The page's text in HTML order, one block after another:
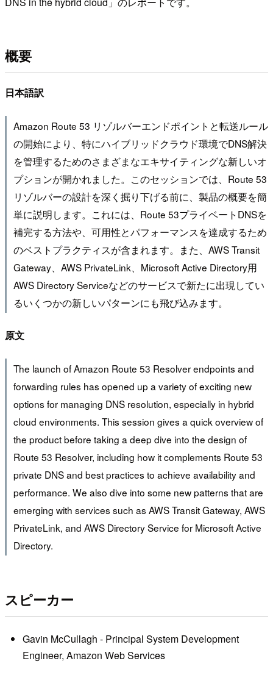
概要
日本語訳
Amazon Route 53 リゾルバーエンドポイントと転送ルール
の開始により、特にハイブリッドクラウド環境でDNS解決
を管理するためのさまざまなエキサイティングな新しいオ
プションが開かれました。このセッションでは、Route 53
リゾルバーの設計を深く掘り下げる前に、製品の概要を簡
単に説明します。これには、Route 53プライベートDNSを
補完する方法や、可用性とパフォーマンスを達成するため
のベストプラクティスが含まれます。また、AWS Transit
Gateway、AWS PrivateLink、Microsoft Active Directory用
AWS Directory Serviceなどのサービスで新たに出現してい
るいくつかの新しいパターンにも飛び込みます。
原文
The launch of Amazon Route 53 Resolver endpoints and
forwarding rules has opened up a variety of exciting new
options for managing DNS resolution, especially in hybrid
cloud environments. This session gives a quick overview of
the product before taking a deep dive into the design of
Route 53 Resolver, including how it complements Route 53
private DNS and best practices to achieve availability and
performance. We also dive into some new patterns that are
emerging with services such as AWS Transit Gateway, AWS
PrivateLink, and AWS Directory Service for Microsoft Active
Directory.
スピーカー
Gavin McCullagh - Principal System Development
Engineer, Amazon Web Services